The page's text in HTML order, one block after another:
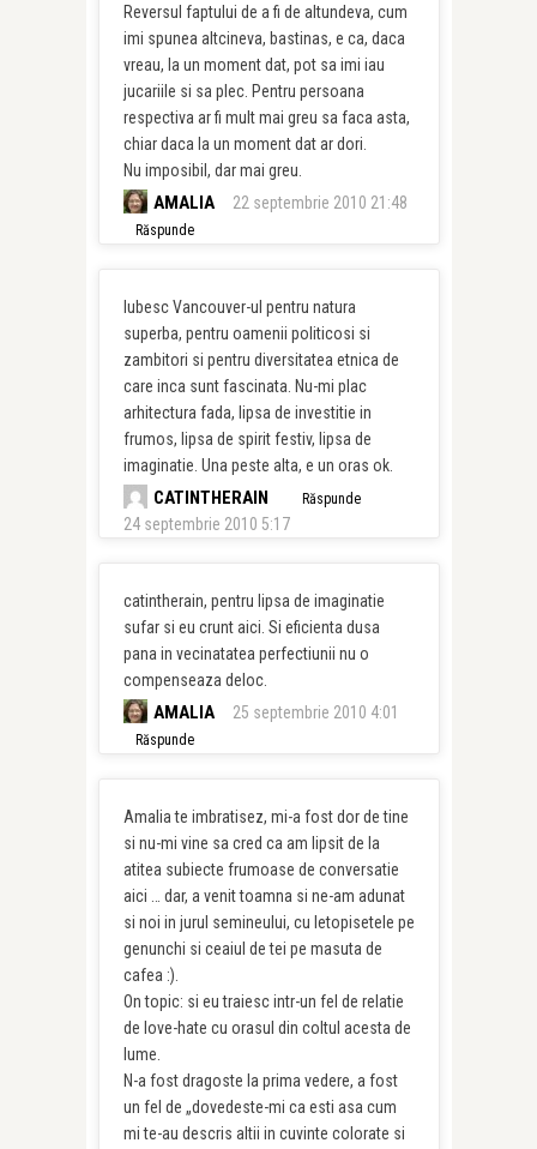
Reversul faptului de a fi de altundeva, cum
imi spunea altcineva, bastinas, e ca, daca
vreau, la un moment dat, pot sa imi iau
jucariile si sa plec. Pentru persoana
respectiva ar fi mult mai greu sa faca asta,
chiar daca la un moment dat ar dori.
Nu imposibil, dar mai greu.
AMALIA 22 septembrie 2010 21:48
Răspunde
Iubesc Vancouver-ul pentru natura
superba, pentru oamenii politicosi si
zambitori si pentru diversitatea etnica de
care inca sunt fascinata. Nu-mi plac
arhitectura fada, lipsa de investitie in
frumos, lipsa de spirit festiv, lipsa de
imaginatie. Una peste alta, e un oras ok.
CATINTHERAIN
24 septembrie 2010 5:17
Răspunde
catintherain, pentru lipsa de imaginatie
sufar si eu crunt aici. Si eficienta dusa
pana in vecinatatea perfectiunii nu o
compenseaza deloc.
AMALIA 25 septembrie 2010 4:01
Răspunde
Amalia te imbratisez, mi-a fost dor de tine
si nu-mi vine sa cred ca am lipsit de la
atitea subiecte frumoase de conversatie
aici … dar, a venit toamna si ne-am adunat
si noi in jurul semineului, cu letopisetele pe
genunchi si ceaiul de tei pe masuta de
cafea :).
On topic: si eu traiesc intr-un fel de relatie
de love-hate cu orasul din coltul acesta de
lume.
N-a fost dragoste la prima vedere, a fost
un fel de „dovedeste-mi ca esti asa cum
mi te-au descris altii in cuvinte colorate si